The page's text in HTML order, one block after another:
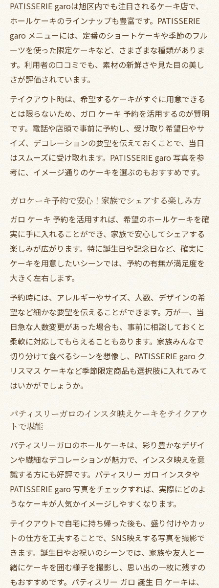
インスタで話題のパティスリーガロをテイ
クアウトで体験
旭区ケーキ屋人気情報を活用した選び方の
コツ
予約で安心テイクアウトケーキの楽しみ方
テイクアウトケーキは予約が安心！活用ポ
イント
ガロケーキ予約活用で特別な日もスムーズ
にテイクアウト
PATISSERIE garo誕生日ケーキ予約の流れ
とコツ
ない方法
パティスリーガロインスタで最新予約情報
をチェック
パーティー映えするケーキの持ち帰りコツ
テイクアウトでパーティー映えするホール
ケーキの選び方
PATISSERIE garo写真から学ぶ持ち帰りの
ポイント
ガロケーキメニューを参考にパーティーを
盛り上げる秘訣
テイクアウト時の崩れ防止テクニックとコ
ツ
クアウト術
PATISSERIE garoは旭区内でも注目されるケーキ店で、
ホールケーキのラインナップも豊富です。PATISSERIE
garo メニューには、定番のショートケーキや季節のフル
ーツを使った限定ケーキなど、さまざまな種類がありま
す。利用者の口コミでも、素材の新鮮さや見た目の美し
さが評価されています。
テイクアウト時は、希望するケーキがすぐに用意できる
とは限らないため、ガロ ケーキ 予約を活用するのが賢明
です。電話や店頭で事前に予約し、受け取り希望日やサ
イズ、デコレーションの要望を伝えておくことで、当日
はスムーズに受け取れます。PATISSERIE garo 写真を参
考に、イメージ通りのケーキを選ぶのもおすすめです。
ガロケーキ予約で安心！家族でシェアする楽しみ方
ガロ ケーキ 予約を活用すれば、希望のホールケーキを確
実に手に入れることができ、家族で安心してシェアする
楽しみが広がります。特に誕生日や記念日など、確実に
ケーキを用意したいシーンでは、予約の有無が満足度を
大きく左右します。
予約時には、アレルギーやサイズ、人数、デザインの希
望など細かな要望を伝えることができます。万が一、当
日急な人数変更があった場合も、事前に相談しておくと
柔軟に対応してもらえることもあります。家族みんなで
切り分けて食べるシーンを想像し、PATISSERIE garo ク
リスマス ケーキなど季節限定商品も選択肢に入れてみて
はいかがでしょうか。
パティスリーガロのインスタ映えケーキをテイクアウ
トで堪能
パティスリーガロのホールケーキは、彩り豊かなデザイ
ンや繊細なデコレーションが魅力で、インスタ映えを意
識する方にも好評です。パティスリー ガロ インスタや
PATISSERIE garo 写真をチェックすれば、実際にどのよ
うなケーキが人気かイメージしやすくなります。
テイクアウトで自宅に持ち帰った後も、盛り付けやカッ
トの仕方を工夫することで、SNS映えする写真を撮影で
きます。誕生日やお祝いのシーンでは、家族や友人と一
緒にケーキを囲む様子を撮影し、思い出の一枚に残すの
もおすすめです。パティスリー ガロ 誕生 日 ケーキは、